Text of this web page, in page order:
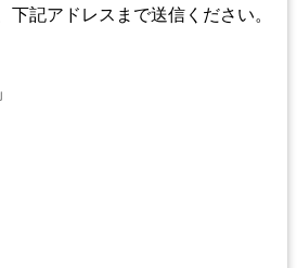
下記アドレスまで送信ください。